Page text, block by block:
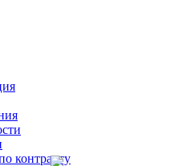
контракту